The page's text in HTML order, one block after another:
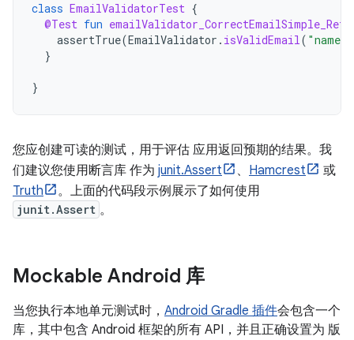
class EmailValidatorTest {
@Test fun
assertTrue(EmailValidator . isValidEmail(
}
}
您应创建可读的测试，用于评估 应用返回预期的结果。我
们建议您使用断言库 作为 junit.Assert 、 Hamcrest
或
Truth
。上面的代码段示例展示了如何使用
junit.Assert 。
Mockable Android 库
当您执行本地单元测试时， Android Gradle 插件会包含一个
库，其中包含 Android 框架的所有 API，并且正确设置为 版